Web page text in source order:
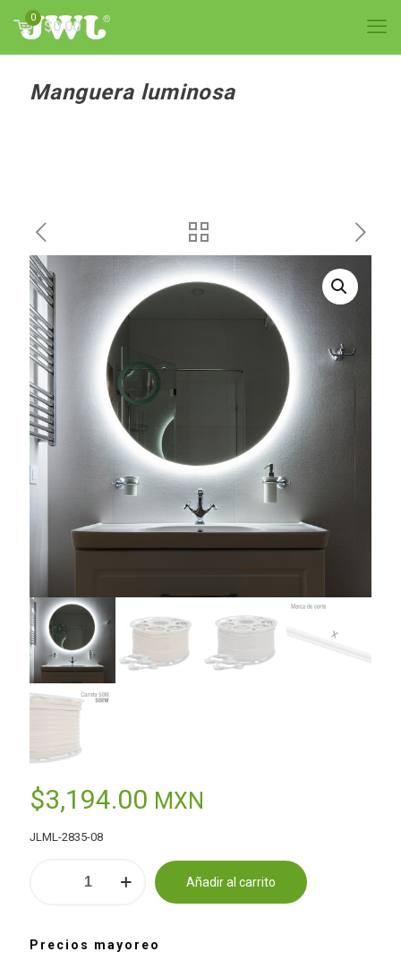
0
$0.00
Manguera luminosa
$3,194.00 MXN
JLML-2835-08
Añadir al carrito
Alternative:
Precios mayoreo